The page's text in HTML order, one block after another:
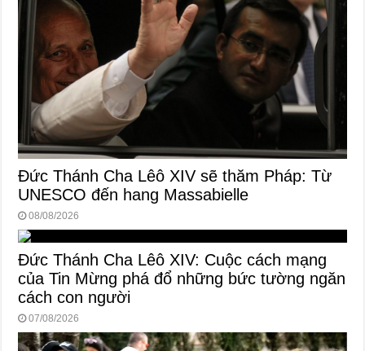
Đức Thánh Cha Lêô XIV sẽ thăm Pháp: Từ
UNESCO đến hang Massabielle
08/08/2026
Đức Thánh Cha Lêô XIV: Cuộc cách mạng
của Tin Mừng phá đổ những bức tường ngăn
cách con người
07/08/2026